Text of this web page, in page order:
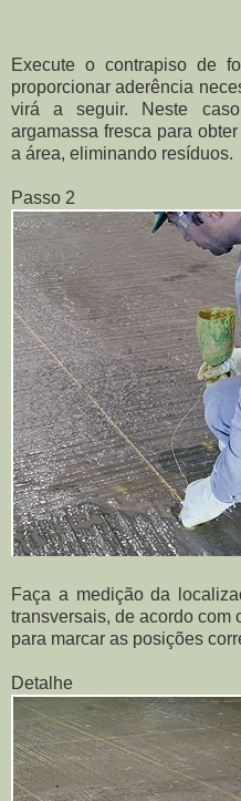
Execute o contrapiso de
proporcionar aderência
virá a seguir. Neste
argamassa fresca para
a área, eliminando resíduos.
Passo 2
Faça a medição da
transversais, de acordo com
para marcar as posições
Detalhe